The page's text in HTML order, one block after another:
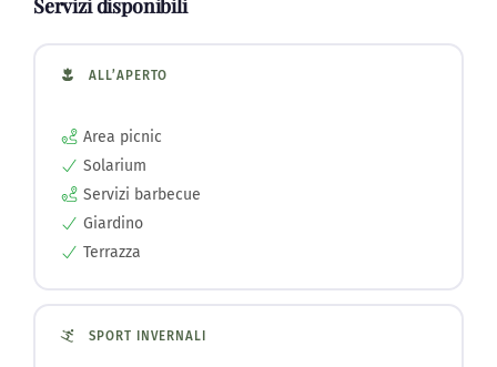
Servizi disponibili
ALL’APERTO
Area picnic
Solarium
Servizi barbecue
Giardino
Terrazza
SPORT INVERNALI